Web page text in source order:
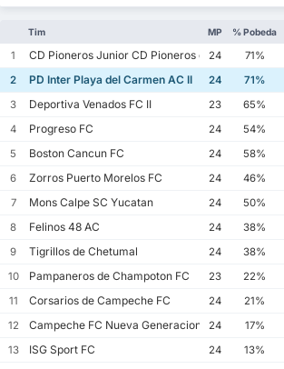
Tim MP % Pobeda
1 CD Pioneros Junior CD Pioneros de Cancun II
24 71%
2
PD Inter Playa del Carmen AC II 24 71%
3
Deportiva Venados FC II 23 65%
4
Progreso FC 24 54%
5
Boston Cancun FC 24 58%
6
Zorros Puerto Morelos FC 24 46%
7
Mons Calpe SC Yucatan 24 50%
8
Felinos 48 AC 24 38%
9
Tigrillos de Chetumal 24 38%
10
Pampaneros de Champoton FC 23 22%
11
Corsarios de Campeche FC 24 21%
12
Campeche FC Nueva Generacion 24 17%
13
ISG Sport FC 24 13%